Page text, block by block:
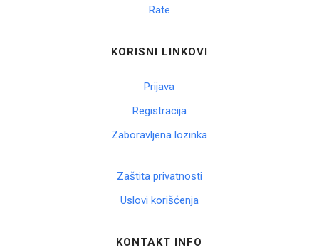
Rate
KORISNI LINKOVI
Prijava
Registracija
Zaboravljena lozinka
Zaštita privatnosti
Uslovi korišćenja
KONTAKT INFO